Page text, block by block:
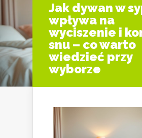
Jak dywan w
wpływa na
wyciszenie i
snu – co warto
wiedzieć przy
wyborze